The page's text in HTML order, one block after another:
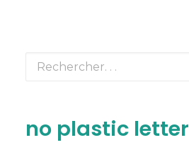
no plastic letter